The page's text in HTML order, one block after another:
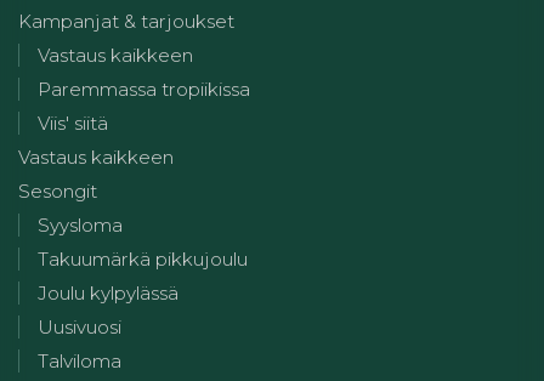
Kampanjat & tarjoukset
Vastaus kaikkeen
Paremmassa tropiikissa
Viis' siitä
Vastaus kaikkeen
Sesongit
Syysloma
Takuumärkä pikkujoulu
Joulu kylpylässä
Uusivuosi
Talviloma